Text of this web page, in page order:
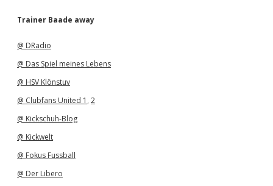
h
Trainer Baade away
@ DRadio
@ Das Spiel meines Lebens
@ HSV Klönstuv
@ Clubfans United 1 , 2
@ Kickschuh-Blog
@ Kickwelt
@ Fokus Fussball
@ Der Libero